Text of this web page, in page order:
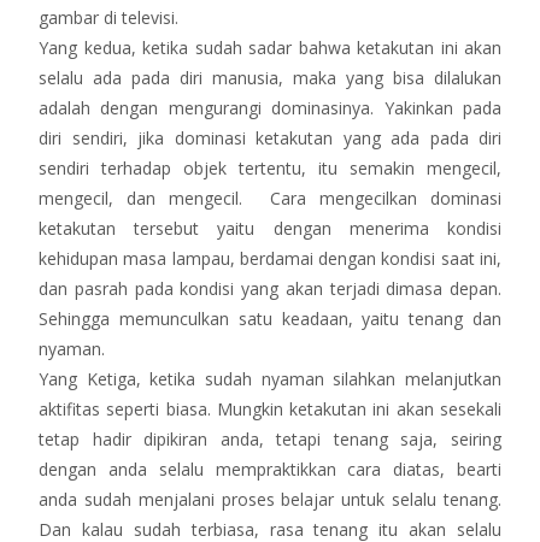
gambar di televisi.
Yang kedua, ketika sudah sadar bahwa ketakutan ini akan
selalu ada pada diri manusia, maka yang bisa dilalukan
adalah dengan mengurangi dominasinya. Yakinkan pada
diri sendiri, jika dominasi ketakutan yang ada pada diri
sendiri terhadap objek tertentu, itu semakin mengecil,
mengecil, dan mengecil. Cara mengecilkan dominasi
ketakutan tersebut yaitu dengan menerima kondisi
kehidupan masa lampau, berdamai dengan kondisi saat ini,
dan pasrah pada kondisi yang akan terjadi dimasa depan.
Sehingga memunculkan satu keadaan, yaitu tenang dan
nyaman.
Yang Ketiga, ketika sudah nyaman silahkan melanjutkan
aktifitas seperti biasa. Mungkin ketakutan ini akan sesekali
tetap hadir dipikiran anda, tetapi tenang saja, seiring
dengan anda selalu mempraktikkan cara diatas, bearti
anda sudah menjalani proses belajar untuk selalu tenang.
Dan kalau sudah terbiasa, rasa tenang itu akan selalu